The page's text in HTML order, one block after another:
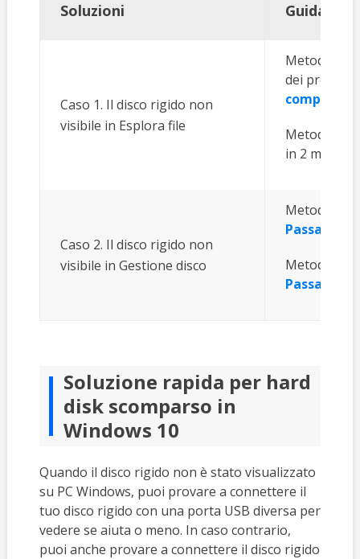
Soluzioni Guida
Caso 1. Il disco rigido non
visibile in Esplora file
Metodo 1.
dei
completi
Metodo 2.
in 2 modi...
Caso 2. Il disco rigido non
visibile in Gestione disco
Metodo 1.
Passaggi
Metodo 2.
Passaggi
Soluzione rapida per hard
disk scomparso in
Windows 10
Quando il disco rigido non è stato visualizzato
su PC Windows, puoi provare a connettere il
tuo disco rigido con una porta USB diversa per
vedere se aiuta o meno. In caso contrario,
puoi anche provare a connettere il disco rigido